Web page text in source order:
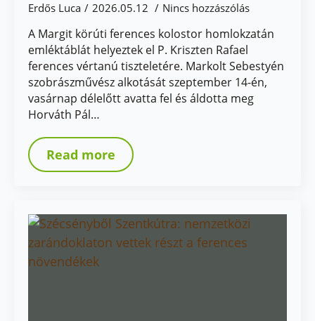
Erdős Luca 2026.05.12 Nincs hozzászólás
A Margit körúti ferences kolostor homlokzatán
emléktáblát helyeztek el P. Kriszten Rafael
ferences vértanú tiszteletére. Markolt Sebestyén
szobrászművész alkotását szeptember 14-én,
vasárnap délelőtt avatta fel és áldotta meg
Horváth Pál…
Read more